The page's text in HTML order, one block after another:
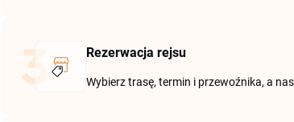
Rezerwacja rejsu
Wybierz trasę, termin i przewoźnika, a